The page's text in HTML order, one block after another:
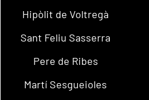
Hipòlit de Voltregà
Sant Feliu Sasserra
Pere de Ribes
Martí Sesgueioles